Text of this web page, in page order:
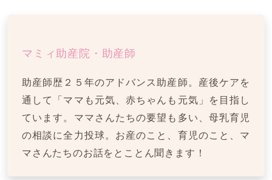
マミィ助産院・助産師
助産師歴２５年のアドバンス助産師。産後ケアを
通して「ママも元気、赤ちゃんも元気」を目指し
ています。ママさんたちの要望も多い、母乳育児
の相談に全力投球。お産のこと、育児のこと、マ
マさんたちのお話をとことん聞きます！